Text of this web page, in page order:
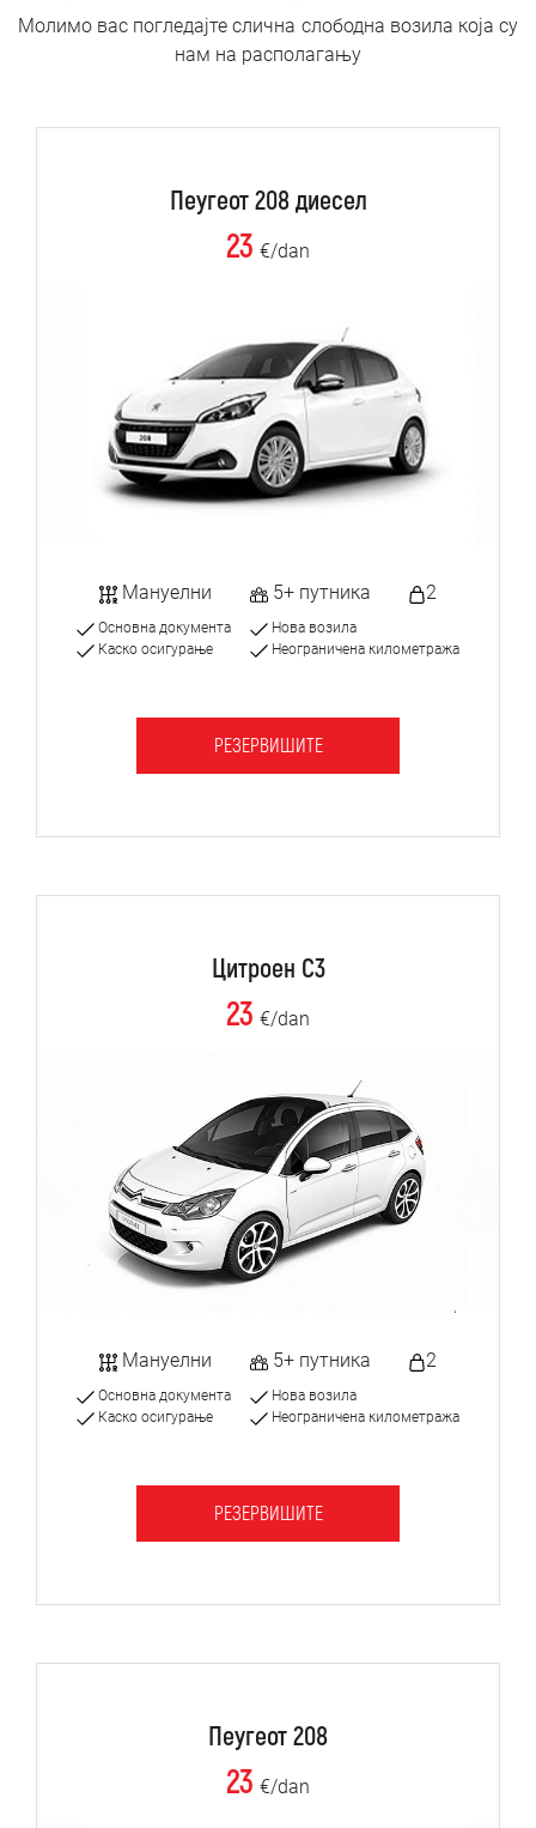
Молимо вас погледајте слична слободна возила која су
нам на располагању
Пеугеот 208 диесел
23 €/dan
Мануелни 5+ путника 2
Основна документа
Каско осигурање
Нова возила
Неограничена километража
РЕЗЕРВИШИТЕ
Цитроен C3
23 €/dan
Мануелни 5+ путника 2
Основна документа
Каско осигурање
Нова возила
Неограничена километража
РЕЗЕРВИШИТЕ
Пеугеот 208
23 €/dan